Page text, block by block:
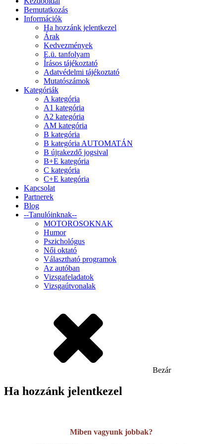
Bemutatkozás
Információk
Ha hozzánk jelentkezel
Árak
Kedvezmények
E.ü. tanfolyam
Írásos tájékoztató
Adatvédelmi tájékoztató
Mutatószámok
Kategóriák
A kategória
A1 kategória
A2 kategória
AM kategória
B kategória
B kategória AUTOMATÁN
B újrakezdő jogsival
B+E kategória
C kategória
C+E kategória
Kapcsolat
Partnerek
Blog
--Tanulóinknak--
MOTOROSOKNAK
Humor
Pszichológus
Női oktató
Választható programok
Az autóban
Vizsgafeladatok
Vizsgaútvonalak
Bezár
Ha hozzánk jelentkezel
Miben vagyunk jobbak?